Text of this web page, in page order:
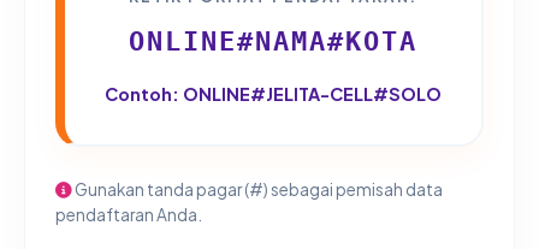
ONLINE#NAMA#KOTA
Contoh: ONLINE#JELITA-CELL#SOLO
Gunakan tanda pagar (#) sebagai pemisah data
pendaftaran Anda.